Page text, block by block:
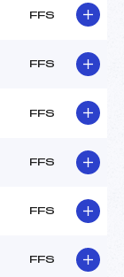
FFS
FFS
FFS
FFS
FFS
FFS